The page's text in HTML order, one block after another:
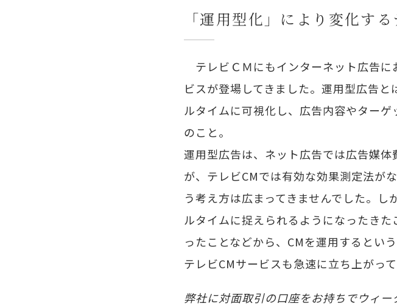
「運用型化」により変化す
テレビＣＭにもインターネット広告
ビスが登場してきました。運用型広告
ルタイムに可視化し、広告内容やター
のこと。
運用型広告は、ネット広告では広告媒
が、テレビCMでは有効な効果測定法が
う考え方は広まってきませんでした。
ルタイムに捉えられるようになったき
ったことなどから、CMを運用するとい
テレビCMサービスも急速に立ち上がって
弊社に対面取引の口座をお持ちでウィ